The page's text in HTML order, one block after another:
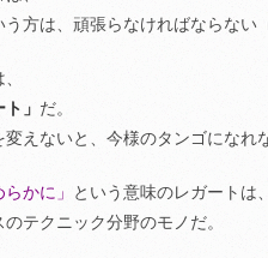
方は、頑張らなければならない
」 だ。
変えないと、今様のタンゴになれ
かに」
という意味のレガートは、
テクニック分野のモノだ。